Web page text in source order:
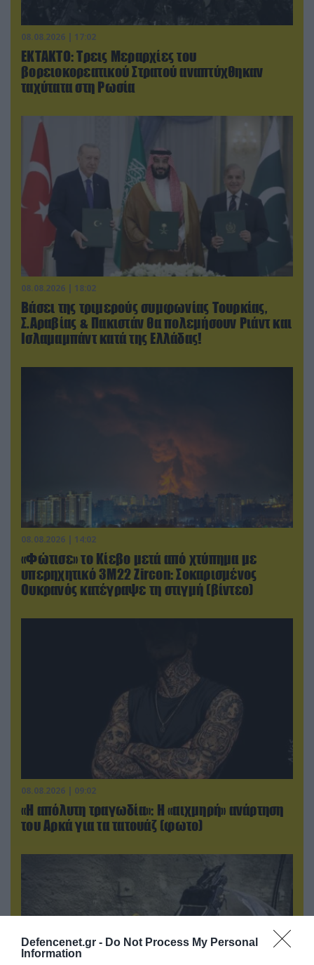
Defencenet.gr - Do Not Process My Personal
Information
08.08.2026 | 17:02
ΕΚΤΑΚΤΟ: Τρεις Μεραρχίες του
βορειοκορεατικού Στρατού αναπτύχθηκαν
ταχύτατα στη Ρωσία
08.08.2026 | 18:02
Βάσει της τριμερούς συμφωνίας Τουρκίας,
Σ.Αραβίας & Πακιστάν θα πολεμήσουν Ριάντ και
Ισλαμαμπάντ κατά της Ελλάδας!
08.08.2026 | 14:02
«Φώτισε» το Κίεβο μετά από χτύπημα με
υπερηχητικό 3M22 Zircon: Σοκαρισμένος
Ουκρανός κατέγραψε τη στιγμή (βίντεο)
08.08.2026 | 09:02
«Η απόλυτη τραγωδία»: Η «αιχμηρή» ανάρτηση
του Αρκά για τα τατουάζ (φωτο)